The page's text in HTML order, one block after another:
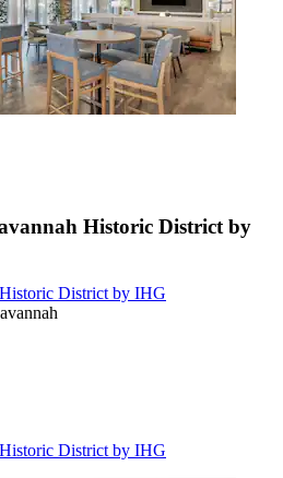
Historic District by
District by IHG
District by IHG